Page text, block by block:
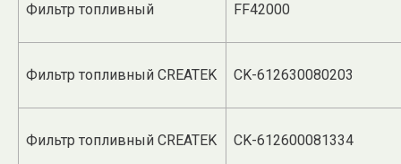
Фильтр топливный FF42000
Фильтр топливный CREATEK CK-612630080203
Фильтр топливный CREATEK CK-612600081334